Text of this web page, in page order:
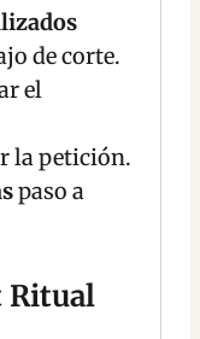
de corte.
el
la petición.
paso a
Ritual